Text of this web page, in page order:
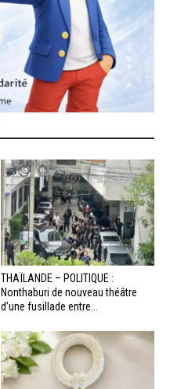
THAÏLANDE – POLITIQUE :
Nonthaburi de nouveau théâtre
d’une fusillade entre...